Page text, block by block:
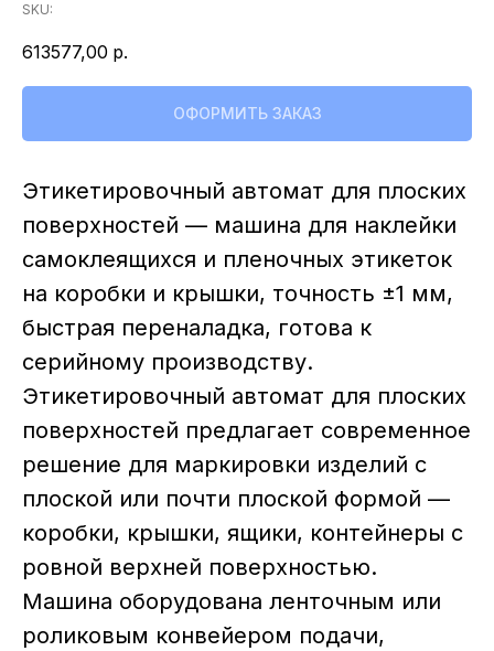
этикетировочного оборудования
Отправить ТЗ на почту:
SKU:
613577,00 р.
ОФОРМИТЬ ЗАКАЗ
Этикетировочный автомат для плоских
поверхностей — машина для наклейки
самоклеящихся и пленочных этикеток
на коробки и крышки, точность ±1 мм,
быстрая переналадка, готова к
серийному производству.
Этикетировочный автомат для плоских
поверхностей предлагает современное
решение для маркировки изделий с
плоской или почти плоской формой —
коробки, крышки, ящики, контейнеры с
ровной верхней поверхностью.
Машина оборудована ленточным или
роликовым конвейером подачи,